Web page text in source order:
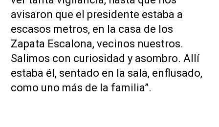
avisaron que el presidente estaba a
escasos metros, en la casa de los
Zapata Escalona, vecinos nuestros.
Salimos con curiosidad y asombro. Allí
estaba él, sentado en la sala, enflusado,
como uno más de la familia”.